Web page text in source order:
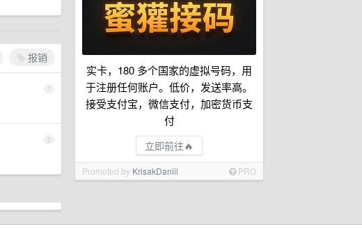
实卡，180 多个国家的虚拟号码，用
于注册任何账户。低价，发送率高。
接受支付宝，微信支付，加密货币支
付
立即前往🔥
Promoted by KrisakDaniil PRO
报销
1
2